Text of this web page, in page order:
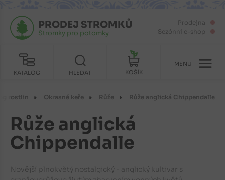
Prodejna
Sezónní e-shop
KATALOG
PRODEJ STROMKŮ
Stromky pro potomky
HLEDAT KOŠÍK
MENU
rostlin Okrasné keře Růže Růže anglická Chippendalle
Růže anglická
Chippendalle
Novější plnokvětý nostalgický - anglický kultivar s